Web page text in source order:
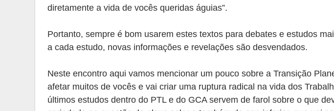
diretamente a vida de vocês queridas águias”.
Portanto, sempre é bom usarem estes textos para debates e estudos
a cada estudo, novas informações e revelações são desvendados.
Neste encontro aqui vamos mencionar um pouco sobre a Transição
afetar muitos de vocês e vai criar uma ruptura radical na vida dos
últimos estudos dentro do PTL e do GCA servem de farol sobre o que